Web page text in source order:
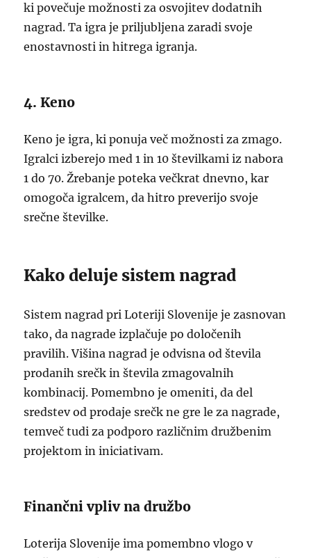
ki povečuje možnosti za osvojitev dodatnih
nagrad. Ta igra je priljubljena zaradi svoje
enostavnosti in hitrega igranja.
4. Keno
Keno je igra, ki ponuja več možnosti za zmago.
Igralci izberejo med 1 in 10 številkami iz nabora
1 do 70. Žrebanje poteka večkrat dnevno, kar
omogoča igralcem, da hitro preverijo svoje
srečne številke.
Kako deluje sistem nagrad
Sistem nagrad pri Loteriji Slovenije je zasnovan
tako, da nagrade izplačuje po določenih
pravilih. Višina nagrad je odvisna od števila
prodanih srečk in števila zmagovalnih
kombinacij. Pomembno je omeniti, da del
sredstev od prodaje srečk ne gre le za nagrade,
temveč tudi za podporo različnim družbenim
projektom in iniciativam.
Finančni vpliv na družbo
Loterija Slovenije ima pomembno vlogo v